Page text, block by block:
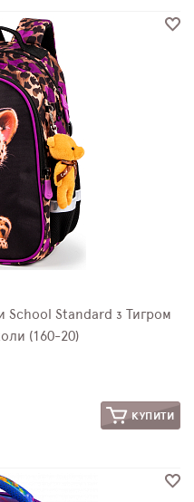
School Standard з Тигром
(160-20)
КУПИТИ